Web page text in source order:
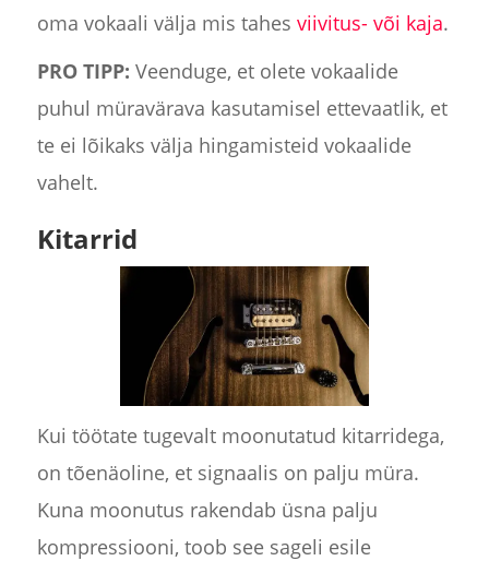
oma vokaali välja mis tahes viivitus- või kaja.
PRO TIPP: Veenduge, et olete vokaalide
puhul müravärava kasutamisel ettevaatlik, et
te ei lõikaks välja hingamisteid vokaalide
vahelt.
Kitarrid
Kui töötate tugevalt moonutatud kitarridega,
on tõenäoline, et signaalis on palju müra.
Kuna moonutus rakendab üsna palju
kompressiooni, toob see sageli esile